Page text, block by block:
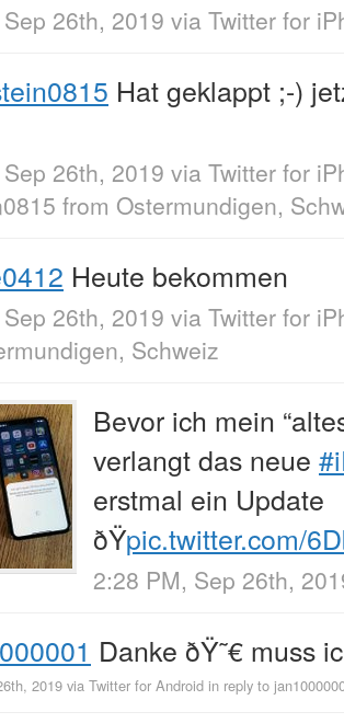
26th, 2019 via Twitter for
Hat geklappt ;-)
26th, 2019 via Twitter for
from Ostermundigen,
Heute bekommen
26th, 2019 via Twitter for
Schweiz
Bevor ich mein
verlangt das neue
erstmal ein Update
ðŸpic.twitter.com/
2:28 PM, Sep 26th,
Danke ðŸ˜€ muss
2019 via Twitter for Android in reply to